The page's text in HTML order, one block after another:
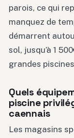
parois, ce qui
manquez de
démarrent
sol, jusqu’à 1
grandes
Quels
piscine
caennais
Les magasins